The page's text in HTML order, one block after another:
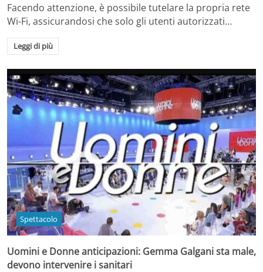
Facendo attenzione, è possibile tutelare la propria rete
Wi-Fi, assicurandosi che solo gli utenti autorizzati…
Leggi di più
Spettacolo
Uomini e Donne anticipazioni: Gemma Galgani sta male,
devono intervenire i sanitari